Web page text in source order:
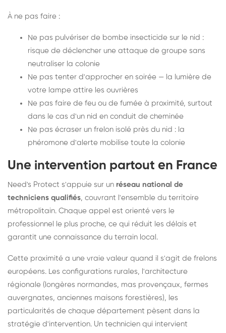
À ne pas faire :
Ne pas pulvériser de bombe insecticide sur le nid :
risque de déclencher une attaque de groupe sans
neutraliser la colonie
Ne pas tenter d'approcher en soirée — la lumière de
votre lampe attire les ouvrières
Ne pas faire de feu ou de fumée à proximité, surtout
dans le cas d'un nid en conduit de cheminée
Ne pas écraser un frelon isolé près du nid : la
phéromone d'alerte mobilise toute la colonie
Une intervention partout en France
Need's Protect s'appuie sur un réseau national de
techniciens qualifiés, couvrant l'ensemble du territoire
métropolitain. Chaque appel est orienté vers le
professionnel le plus proche, ce qui réduit les délais et
garantit une connaissance du terrain local.
Cette proximité a une vraie valeur quand il s'agit de frelons
européens. Les configurations rurales, l'architecture
régionale (longères normandes, mas provençaux, fermes
auvergnates, anciennes maisons forestières), les
particularités de chaque département pèsent dans la
stratégie d'intervention. Un technicien qui intervient